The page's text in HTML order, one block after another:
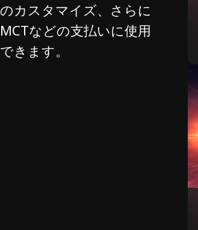
のカスタマイズ、さらに
MCTなどの支払いに使用
できます。